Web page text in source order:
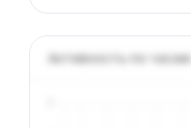
Активность по часам